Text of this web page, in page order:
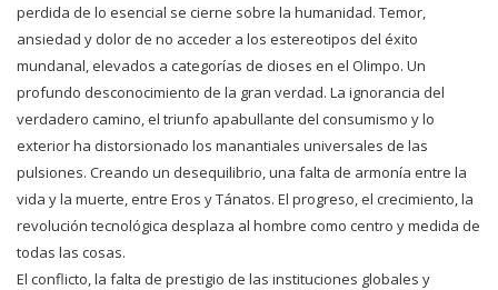
perdida de lo esencial se cierne sobre la humanidad. Temor,
ansiedad y dolor de no acceder a los estereotipos del éxito
mundanal, elevados a categorías de dioses en el Olimpo. Un
profundo desconocimiento de la gran verdad. La ignorancia del
verdadero camino, el triunfo apabullante del consumismo y lo
exterior ha distorsionado los manantiales universales de las
pulsiones. Creando un desequilibrio, una falta de armonía entre la
vida y la muerte, entre Eros y Tánatos. El progreso, el crecimiento, la
revolución tecnológica desplaza al hombre como centro y medida de
todas las cosas.
El conflicto, la falta de prestigio de las instituciones globales y